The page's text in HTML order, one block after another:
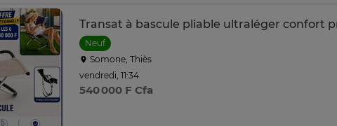
Transat à bascule pliable ultraléger confort
Neuf
Somone, Thiès
vendredi, 11:34
540 000 F Cfa